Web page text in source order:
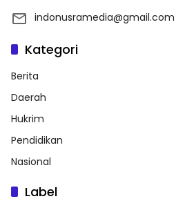
indonusramedia@gmail.com
Kategori
Berita
Daerah
Hukrim
Pendidikan
Nasional
Label